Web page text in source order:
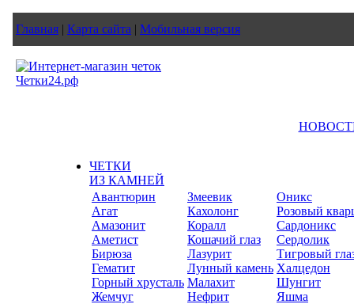
Главная | Карта сайта | Мобильная версия
ЧЕТКИ
ИЗ КАМНЕЙ
Авантюрин
Агат
Амазонит
Аметист
Бирюза
Гематит
Горный хрусталь
Жемчуг
Змеевик
Кахолонг
Коралл
Кошачий глаз
Лазурит
Лунный камень
Малахит
Нефрит
Оникс
Розовый
Сардоникс
Сердолик
Тигровый
Халцедон
Шунгит
Яшма